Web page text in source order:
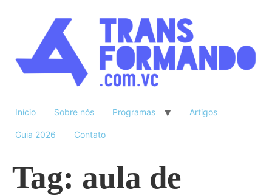
Início Sobre nós Programas Artigos
Guia 2026 Contato
Tag: aula de